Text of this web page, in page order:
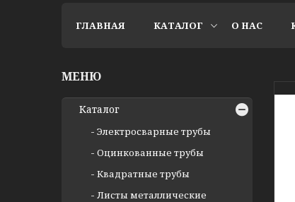
ГЛАВНАЯ КАТАЛОГ О НАС
Каталог
Электросварные трубы
Оцинкованные трубы
Квадратные трубы
Листы металлические